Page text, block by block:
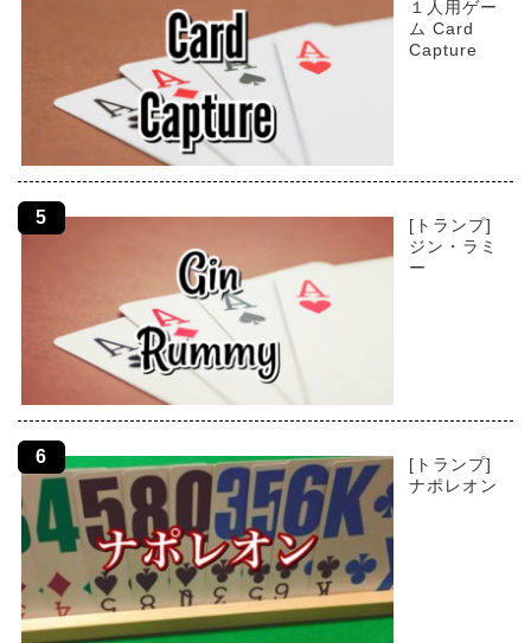
１人用ゲー
ム Card
Capture
[トランプ]
ジン・ラミ
ー
[トランプ]
ナポレオン